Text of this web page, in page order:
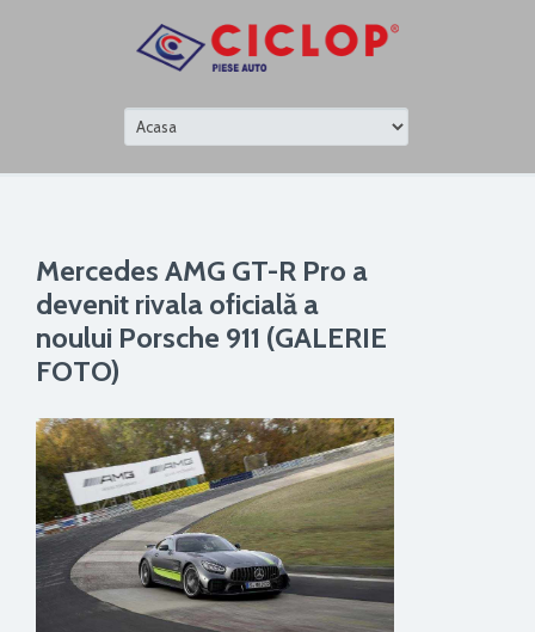
Mercedes AMG GT-R Pro a
devenit rivala oficială a
noului Porsche 911 (GALERIE
FOTO)